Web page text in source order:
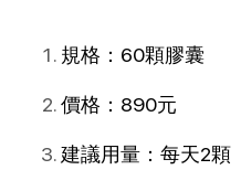
規格：60顆膠囊
價格：890元
建議用量：每天2顆